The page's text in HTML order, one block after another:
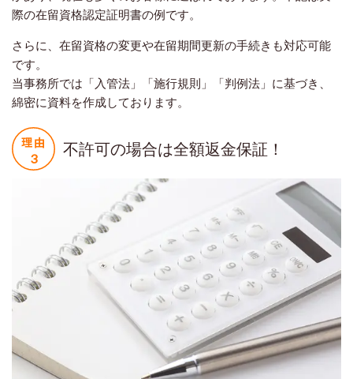
際の在留資格認定証明書の例です。
さらに、在留資格の変更や在留期間更新の手続きも対応可能
です。
当事務所では「入管法」「施行規則」「判例法」に基づき、
綿密に資料を作成しております。
不許可の場合は全額返金保証！